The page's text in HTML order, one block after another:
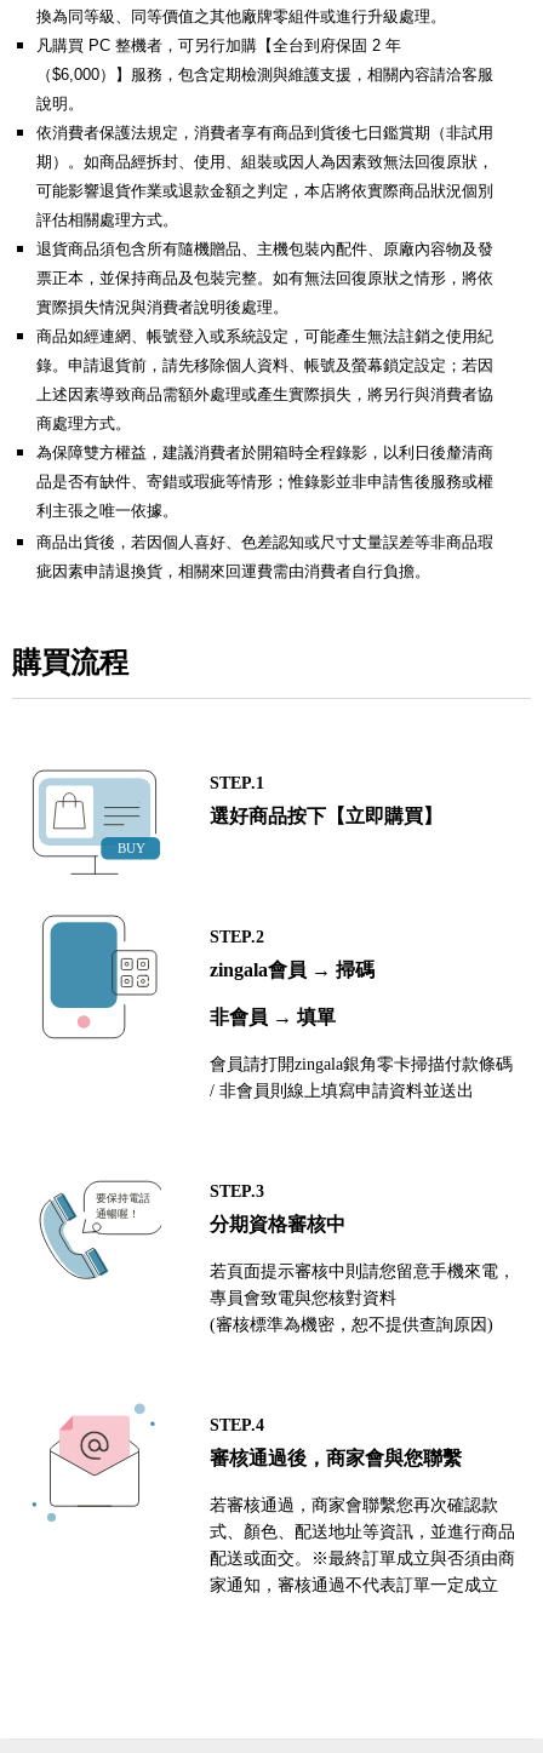
換為同等級、同等價值之其他廠牌零組件或進行升級處理。
凡購買 PC 整機者，可另行加購【全台到府保固 2 年
（$6,000）】服務，包含定期檢測與維護支援，相關內容請洽客服
說明。
依消費者保護法規定，消費者享有商品到貨後七日鑑賞期（非試用
期）。如商品經拆封、使用、組裝或因人為因素致無法回復原狀，
可能影響退貨作業或退款金額之判定，本店將依實際商品狀況個別
評估相關處理方式。
退貨商品須包含所有隨機贈品、主機包裝內配件、原廠內容物及發
票正本，並保持商品及包裝完整。如有無法回復原狀之情形，將依
實際損失情況與消費者說明後處理。
商品如經連網、帳號登入或系統設定，可能產生無法註銷之使用紀
錄。申請退貨前，請先移除個人資料、帳號及螢幕鎖定設定；若因
上述因素導致商品需額外處理或產生實際損失，將另行與消費者協
商處理方式。
為保障雙方權益，建議消費者於開箱時全程錄影，以利日後釐清商
品是否有缺件、寄錯或瑕疵等情形；惟錄影並非申請售後服務或權
利主張之唯一依據。
商品出貨後，若因個人喜好、色差認知或尺寸丈量誤差等非商品瑕
疵因素申請退換貨，相關來回運費需由消費者自行負擔。
購買流程
STEP.1
選好商品按下【立即購買】
STEP.2
zingala會員 → 掃碼
非會員 → 填單
會員請打開zingala銀角零卡掃描付款條碼
/ 非會員則線上填寫申請資料並送出
STEP.3
分期資格審核中
若頁面提示審核中則請您留意手機來電，
專員會致電與您核對資料
(審核標準為機密，恕不提供查詢原因)
STEP.4
審核通過後，商家會與您聯繫
若審核通過，商家會聯繫您再次確認款
式、顏色、配送地址等資訊，並進行商品
配送或面交。※最終訂單成立與否須由商
家通知，審核通過不代表訂單一定成立